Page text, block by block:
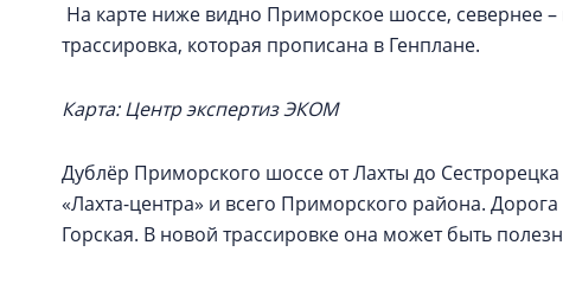
На карте ниже видно Приморское шоссе, севернее
трассировка, которая прописана в Генплане.
Карта: Центр экспертиз ЭКОМ
Дублёр Приморского шоссе от Лахты до
«Лахта-центра» и всего Приморского района.
Горская. В новой трассировке она может быть